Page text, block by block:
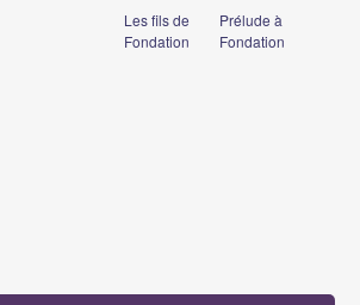
Les fils de
Fondation
Prélude à
Fondation